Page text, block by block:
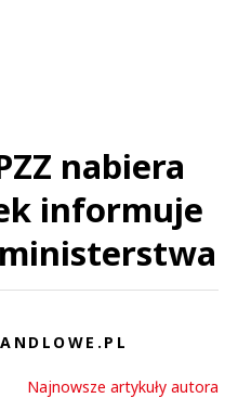
nabiera
informuje
Najnowsze artykuły autora